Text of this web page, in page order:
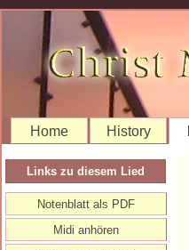
Home History
Links zu diesem Lied
Notenblatt als PDF
Midi anhören